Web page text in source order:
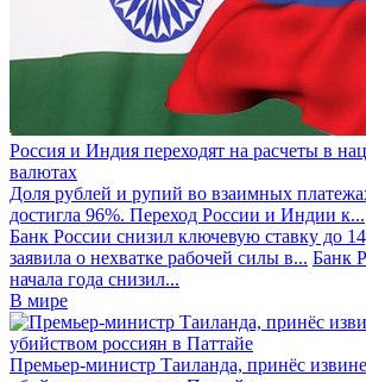
Россия и Индия переходят на расчеты в
валютах
Доля рублей и рупий во взаимных
достигла 96%. Переход России и Индии к...
Банк России снизил ключевую ставку до
заявила о нехватке рабочей силы в... Банк
начала года снизил...
В мире
Премьер-министр Таиланда, принёс